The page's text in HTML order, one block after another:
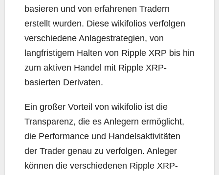
basieren und von erfahrenen Tradern
erstellt wurden. Diese wikifolios verfolgen
verschiedene Anlagestrategien, von
langfristigem Halten von Ripple XRP bis hin
zum aktiven Handel mit Ripple XRP-
basierten Derivaten.
Ein großer Vorteil von wikifolio ist die
Transparenz, die es Anlegern ermöglicht,
die Performance und Handelsaktivitäten
der Trader genau zu verfolgen. Anleger
können die verschiedenen Ripple XRP-